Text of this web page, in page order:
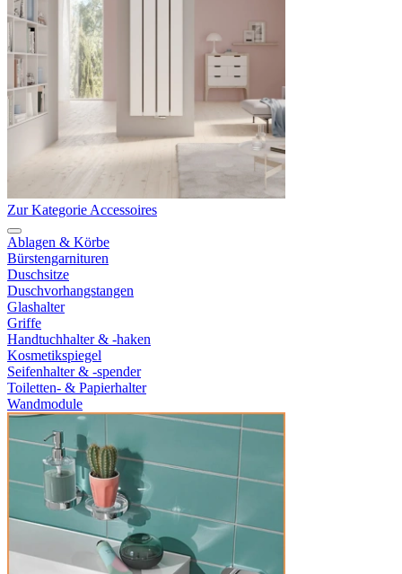
Zur Kategorie Accessoires
Ablagen & Körbe
Bürstengarnituren
Duschsitze
Duschvorhangstangen
Glashalter
Griffe
Handtuchhalter & -haken
Kosmetikspiegel
Seifenhalter & -spender
Toiletten- & Papierhalter
Wandmodule